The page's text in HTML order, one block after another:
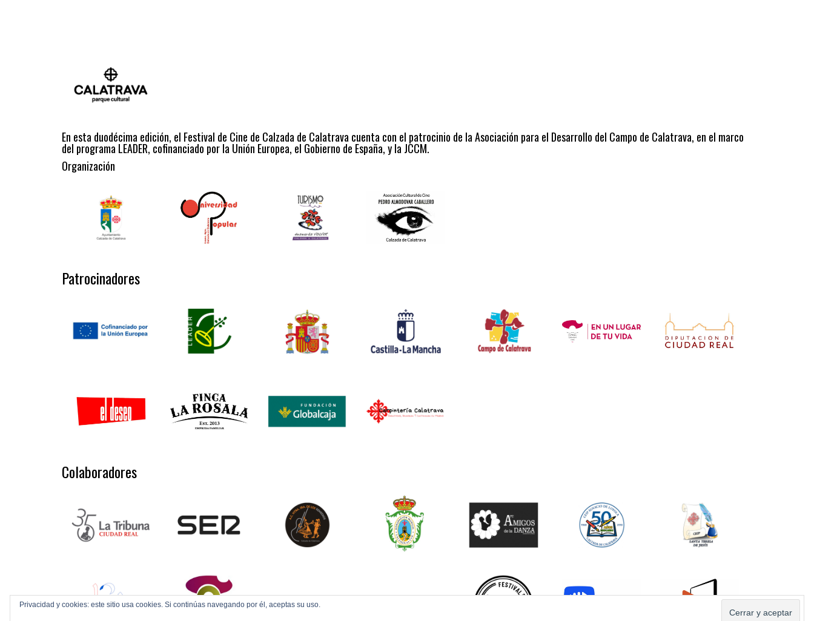
En esta duodécima edición, el Festival de Cine de Calzada de Calatrava cuenta con el patrocinio de la Asociación para el Desarrollo del Campo de Calatrava, en el marco
del programa LEADER, cofinanciado por la Unión Europea, el Gobierno de España, y la JCCM.
Organización
Patrocinadores
Colaboradores
Privacidad y cookies: este sitio usa cookies. Si continúas navegando por él, aceptas su uso.